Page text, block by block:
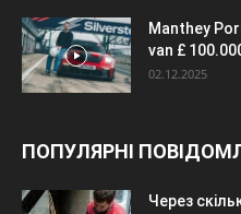
Manthey
van £
02.12.2025
ПОПУЛЯРНІ
Через